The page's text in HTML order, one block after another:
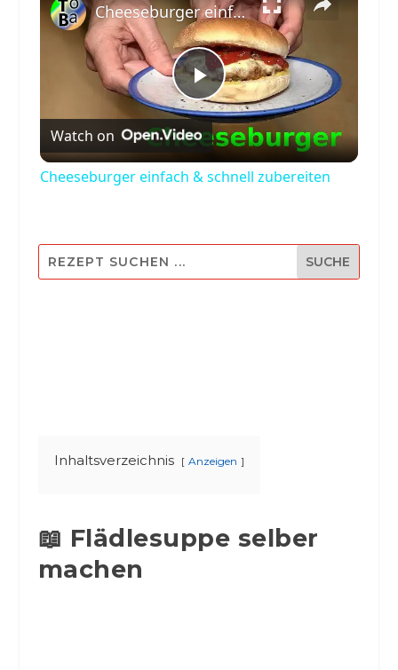
Play
Video
Cheeseburger einfach & schnell zubereiten
Watch on
Cheeseburger einfach & schnell zubereiten
Inhaltsverzeichnis Anzeigen
📖 Flädlesuppe selber
machen